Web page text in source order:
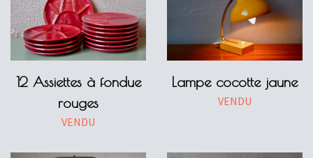
12 Assiettes à fondue
rouges
VENDU
Lampe cocotte jaune
VENDU